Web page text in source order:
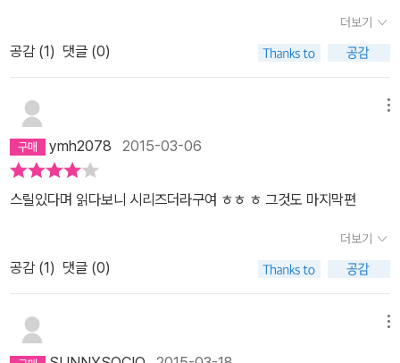
음을 주지 못했던 테리사는 끝까지 토마스를 위한 것이었고, 브랜다
는 토마스를 위하지만 끝까지 그에게 말하지 않는 비밀을 남긴체 그
와 함께 한다. 이 두 소녀중에 과연 누굴 믿어야 할지 계속 의심해가며
읽었는데, 결국 이 둘은 토마스를 위해서 한 일이었을 뿐이었다. 결말
이 조금 아쉽다. 약간의 열린결말이라고 해야하나? 확실하게 결정짓
고 보여준 무언가는 없는 것 같다. 이들이 도착한 그 마지막 장소는 과
연 어디였을까? 이들은 그 후로 계속 거기서 생존하며 새로운 삶을
살아가게 될까?세 권으로 시리즈가 끝났다는게 무척 아쉽다. 조금 만
더보기
공감 (1) 댓글 (0)
ymh2078 2015-03-06
스릴있다며 읽다보니 시리즈더라구여 ㅎㅎ ㅎ 그것도 마지막편
더보기
공감 (1) 댓글 (0)